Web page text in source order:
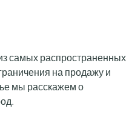
самых распространенных
на продажу и
мы расскажем о